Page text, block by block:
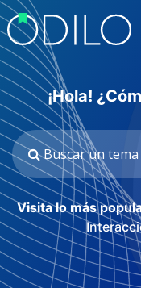
¡Hola!
Visita lo más